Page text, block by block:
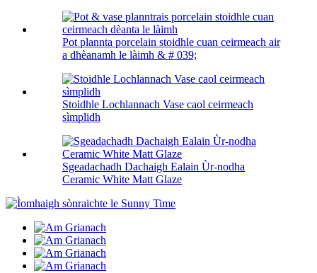
Pot plannta porcelain stoidhle cuan ceirmeach air
a dhèanamh le làimh & # 039;
Stoidhle Lochlannach Vase caol ceirmeach
sìmplidh
Sgeadachadh Dachaigh Ealain Ùr-nodha
Ceramic White Matt Glaze